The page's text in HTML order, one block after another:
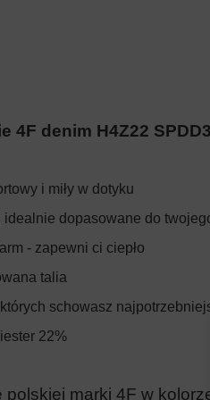
4F denim H4Z22
i miły w dotyku
dopasowane do
- zapewni ci ciepło
talia
schowasz
22%
polskiej marki 4F w